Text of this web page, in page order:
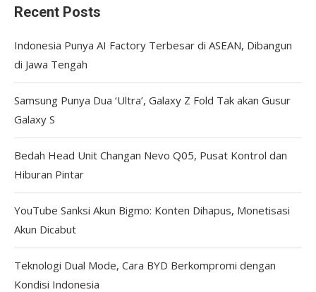
Recent Posts
Indonesia Punya AI Factory Terbesar di ASEAN, Dibangun
di Jawa Tengah
Samsung Punya Dua ‘Ultra’, Galaxy Z Fold Tak akan Gusur
Galaxy S
Bedah Head Unit Changan Nevo Q05, Pusat Kontrol dan
Hiburan Pintar
YouTube Sanksi Akun Bigmo: Konten Dihapus, Monetisasi
Akun Dicabut
Teknologi Dual Mode, Cara BYD Berkompromi dengan
Kondisi Indonesia